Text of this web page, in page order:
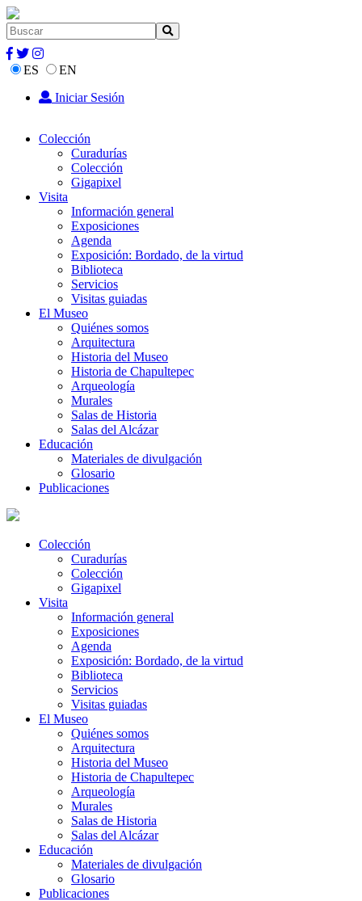
ES
EN
Iniciar Sesión
Colección
Curadurías
Colección
Gigapixel
Visita
Información general
Exposiciones
Agenda
Exposición: Bordado, de la virtud
Biblioteca
Servicios
Visitas guiadas
El Museo
Quiénes somos
Arquitectura
Historia del Museo
Historia de Chapultepec
Arqueología
Murales
Salas de Historia
Salas del Alcázar
Educación
Materiales de divulgación
Glosario
Publicaciones
Colección
Curadurías
Colección
Gigapixel
Visita
Información general
Exposiciones
Agenda
Exposición: Bordado, de la virtud
Biblioteca
Servicios
Visitas guiadas
El Museo
Quiénes somos
Arquitectura
Historia del Museo
Historia de Chapultepec
Arqueología
Murales
Salas de Historia
Salas del Alcázar
Educación
Materiales de divulgación
Glosario
Publicaciones